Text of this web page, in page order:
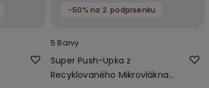
-50% na 2. podprsenku
5 Barvy
Super Push-Upka z
Recyklovaného Mikrovlákna